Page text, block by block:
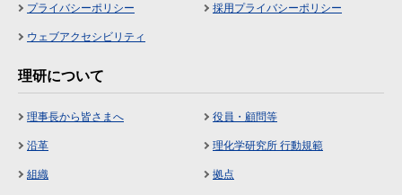
プライバシーポリシー 採用プライバシーポリシー
ウェブアクセシビリティ
理研について
理事長から皆さまへ 役員・顧問等
沿革 理化学研究所 行動規範
組織 拠点